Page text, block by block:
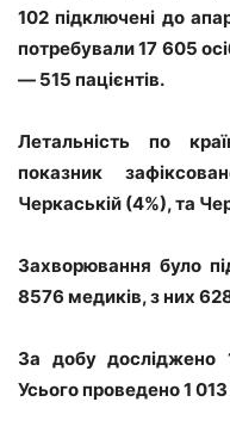
102 підключені до
потребували 17 605
— 515 пацієнтів.
Летальність по
показник
Черкаській (4%), та
Захворювання було
8576 медиків, з них
За добу
Усього проведено 1